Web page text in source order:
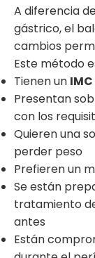
A diferencia
gástrico, el
cambios
Este método
Tienen un
Presentan
con los
Quieren una
perder peso
Prefieren un
Se están
tratamiento
antes
Están